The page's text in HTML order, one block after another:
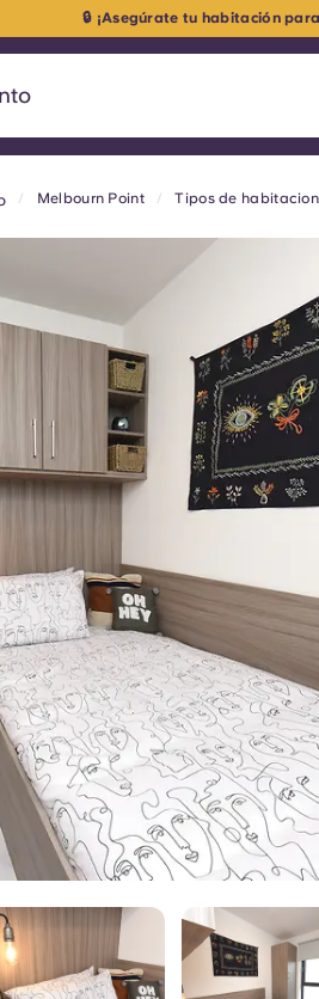
una nueva era
estudiantes
VCARB impulsa la innovación,
para los estudiantes.
(US) Chinese
¿Necesitas un sitio donde
Melbourn Point Tipos de